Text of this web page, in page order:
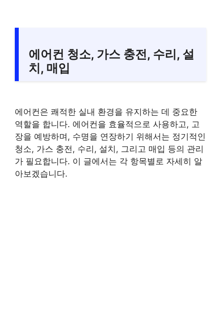
에어컨 청소, 가스 충전, 수리, 설
치, 매입
에어컨은 쾌적한 실내 환경을 유지하는 데 중요한
역할을 합니다. 에어컨을 효율적으로 사용하고, 고
장을 예방하며, 수명을 연장하기 위해서는 정기적인
청소, 가스 충전, 수리, 설치, 그리고 매입 등의 관리
가 필요합니다. 이 글에서는 각 항목별로 자세히 알
아보겠습니다.